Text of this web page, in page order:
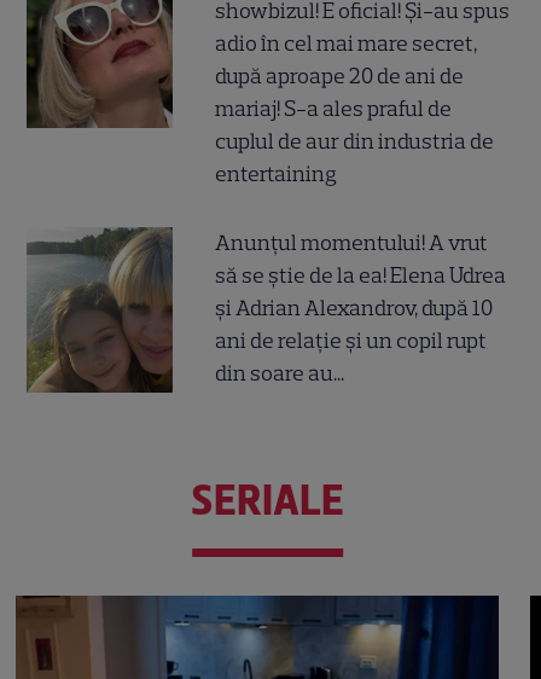
showbizul! E oficial! Și-au spus
adio în cel mai mare secret,
după aproape 20 de ani de
mariaj! S-a ales praful de
cuplul de aur din industria de
entertaining
Anunțul momentului! A vrut
să se știe de la ea! Elena Udrea
și Adrian Alexandrov, după 10
ani de relație și un copil rupt
din soare au...
SERIALE